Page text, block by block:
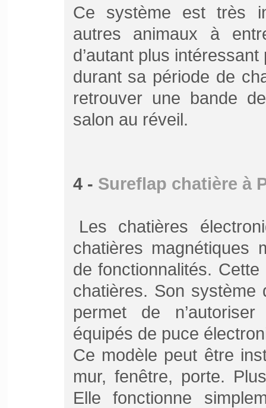
Ce système est très
autres animaux à
d’autant plus
durant sa période de
retrouver une bande
salon au réveil.
4 - Sureflap chatière à
Les chatières
chatières magnétiques
de fonctionnalités.
chatières. Son système
permet de
équipés de puce
Ce modèle peut être
mur, fenêtre, porte.
Elle fonctionne